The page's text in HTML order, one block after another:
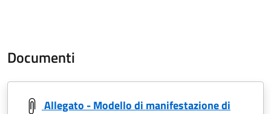
Documenti
Allegato - Modello di manifestazione di